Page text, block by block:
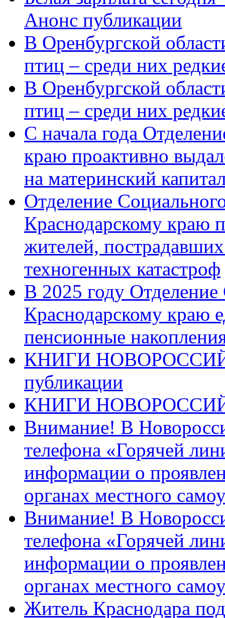
Анонс публикации
В Оренбургской
птиц – среди них
В Оренбургской
птиц – среди них
С начала года
краю проактивно
на материнский
Отделение
Краснодарскому краю
жителей,
техногенных катастроф
В 2025 году
Краснодарскому краю
пенсионные
КНИГИ
публикации
КНИГИ
Внимание! В
телефона «Горячей
информации о
органах местного
Внимание! В
телефона «Горячей
информации о
органах местного
Житель Краснодара